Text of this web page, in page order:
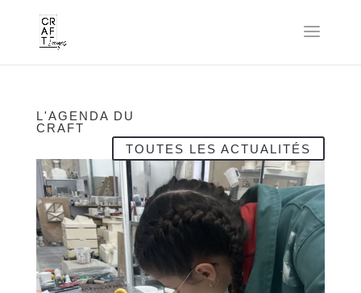
L'AGENDA DU
CRAFT
TOUTES LES ACTUALITÉS